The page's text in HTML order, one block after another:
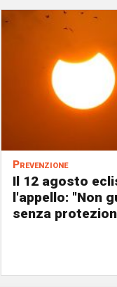
Prevenzione
Il 12 agosto
l'appello: "Non
senza